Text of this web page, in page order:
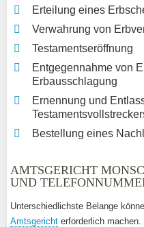
Erteilung eines
Verwahrung von
Testamentseröffnung
Entgegennahme von
Erbausschlagung
Ernennung und
Bestellung eines
AMTSGERICHT
UND
Unterschiedlichste Belange
Amtsgericht erforderlich